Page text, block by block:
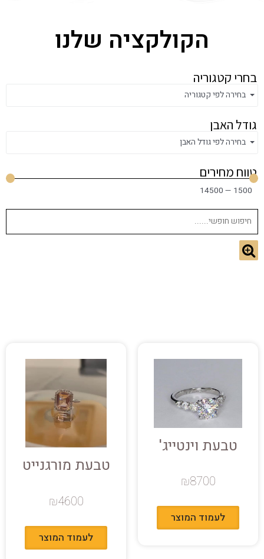
הקולקציה שלנו
בחרי קטגוריה
בחירה לפי קטגוריה
גודל האבן
בחירה לפי גודל האבן
טווח מחירים
1500
—
14500
טבעת וינטייג'
₪8700
לעמוד המוצר
טבעת מורגנייט
₪4600
לעמוד המוצר